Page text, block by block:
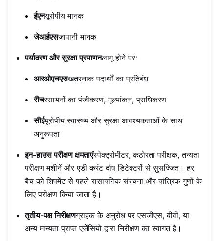
ईएनयूरोपीय मानक
जेआईएसजापानी मानक
पर्यावरण और सुरक्षा प्रमाणनलागू होने पर:
आरओएचएसखतरनाक पदार्थों का प्रतिबंध
रीचरसायनों का पंजीकरण, मूल्यांकन, प्राधिकरण
सीईयूरोपीय स्वास्थ्य और सुरक्षा आवश्यकताओं के साथ
अनुरूपता
इन-हाउस परीक्षण क्षमताएंस्पेक्ट्रोमीटर, कठोरता परीक्षक, तन्यता
परीक्षण मशीनें और एडी करंट दोष डिटेक्टरों से सुसज्जित। हर
बैच को शिपमेंट से पहले रासायनिक संरचना और यांत्रिक गुणों के
लिए परीक्षण किया जाता है।
तृतीय-पक्ष निरीक्षणग्राहक के अनुरोध पर एसजीएस, बीवी, या
अन्य मान्यता प्राप्त एजेंसियों द्वारा निरीक्षण का स्वागत है।